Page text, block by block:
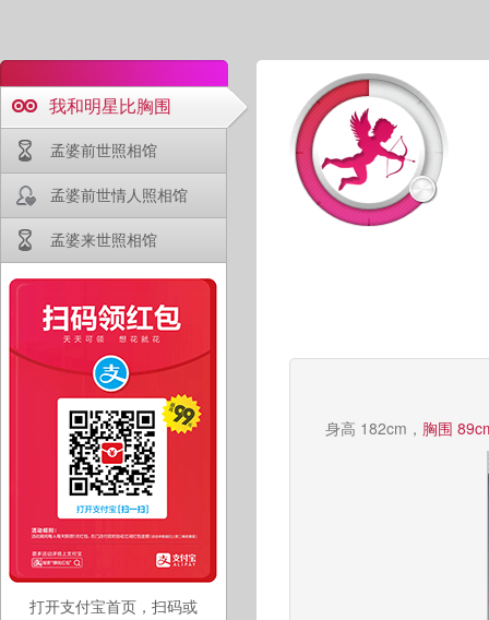
我和明星比胸围
孟婆前世照相馆
孟婆前世情人照相馆
孟婆来世照相馆
打开支付宝首页，扫码或
身高 182cm， 胸围